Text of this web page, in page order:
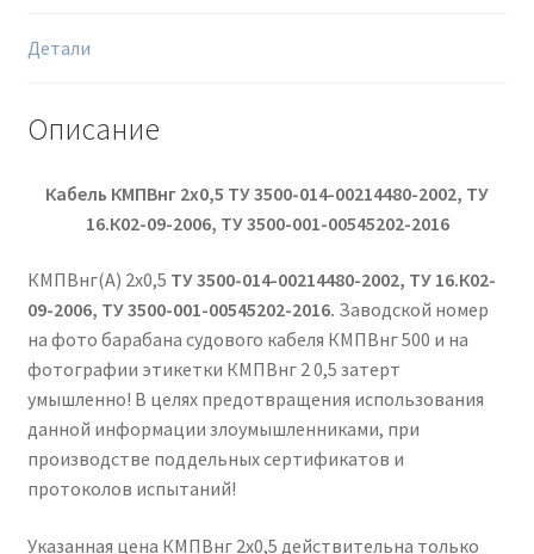
Детали
Описание
Кабель КМПВнг 2х0,5 ТУ 3500-014-00214480-2002, ТУ
16.К02-09-2006, ТУ 3500-001-00545202-2016
КМПВнг(А) 2х0,5 ТУ 3500-014-00214480-2002, ТУ 16.К02-
09-2006, ТУ 3500-001-00545202-2016. Заводской номер
на фото барабана судового кабеля КМПВнг 500 и на
фотографии этикетки КМПВнг 2 0,5 затерт
умышленно! В целях предотвращения использования
данной информации злоумышленниками, при
производстве поддельных сертификатов и
протоколов испытаний!
Указанная цена КМПВнг 2х0,5 действительна только